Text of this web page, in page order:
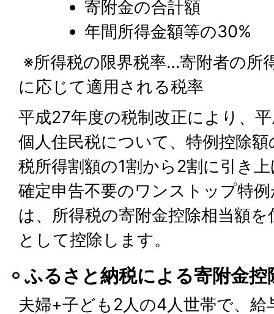
寄附金の合計額
年間所得金額等の30%
※所得税の限界税率…寄附者の所
に応じて適用される税率
平成27年度の税制改正により、
個人住民税について、特例控除
税所得割額の1割から2割に引き
確定申告不要のワンストップ特
は、所得税の寄附金控除相当額
として控除します。
ふるさと納税による寄附金
夫婦+子ども2人の4人世帯で、